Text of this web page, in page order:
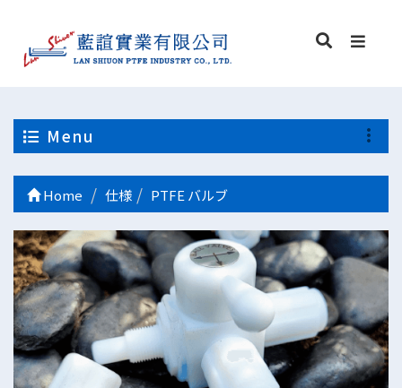
Menu
Home 仕様 PTFE バルブ